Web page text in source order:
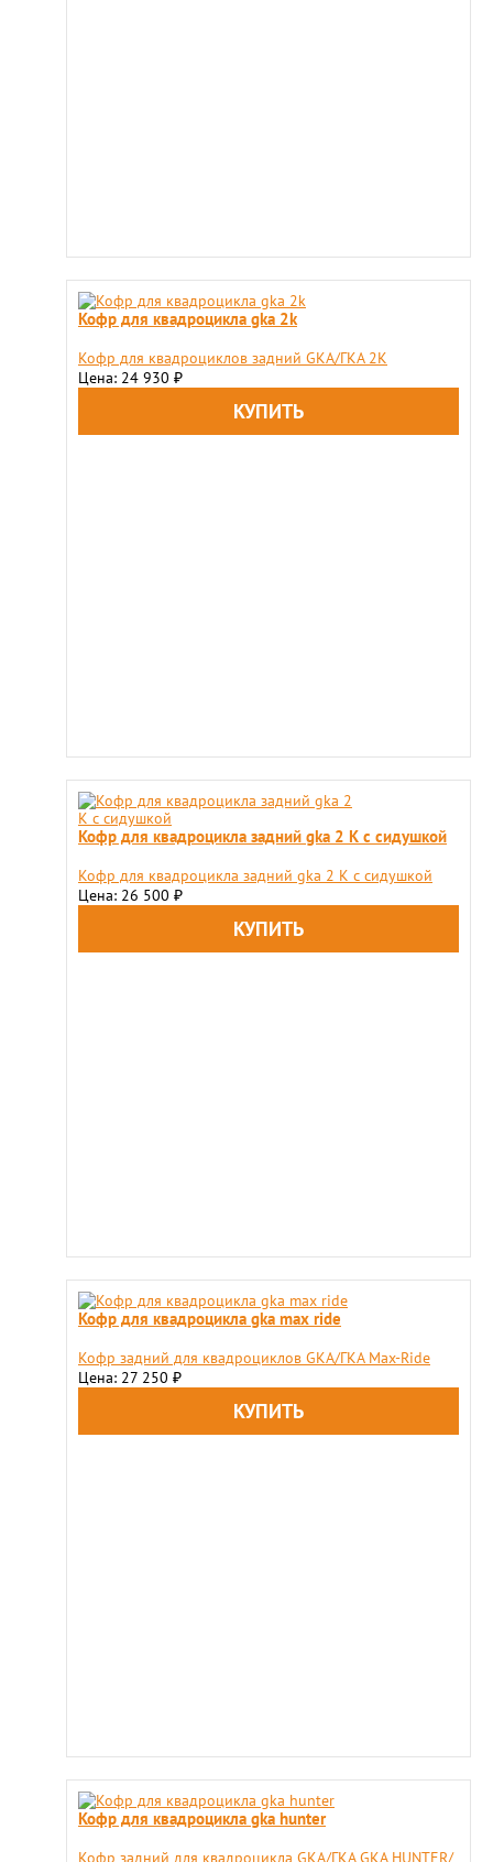
Кофр для квадроцикла gka 2k
Кофр для квадроциклов задний GKA/ГКА 2K
Цена: 24 930 ₽
Кофр для квадроцикла задний gka 2 K с сидушкой
Кофр для квадроцикла задний gka 2 K с сидушкой
Цена: 26 500 ₽
Кофр для квадроцикла gka max ride
​Кофр задний для квадроциклов GKA/ГКА Max-Ride
Цена: 27 250 ₽
Кофр для квадроцикла gka hunter
Кофр задний для квадроцикла GKA/ГКА GKA HUNTER/